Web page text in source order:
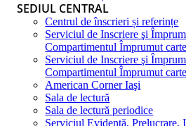
SEDIUL CENTRAL
Centrul de înscrieri și referințe
Serviciul de Inscriere şi
Compartimentul Împrumut
Serviciul de Inscriere şi
Compartimentul Împrumut
American Corner Iaşi
Sala de lectură
Sala de lectură periodice
Serviciul Evidenţă, Prelucrare,